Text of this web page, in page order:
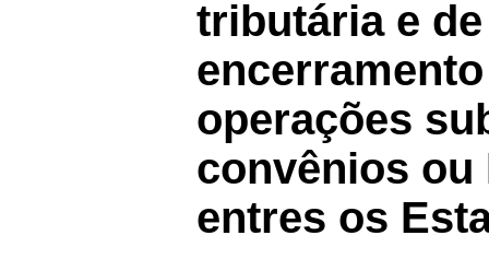
tributária e
operações
convênios ou
entres os